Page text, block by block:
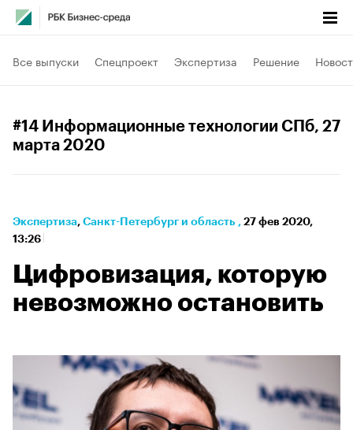
Все выпуски Спецпроект Экспертиза Решение
#14 Информационные технологии СПб, 27
марта 2020
Экспертиза⁠, Санкт-Петербург и область , 27 фев 2020,
13:26
Цифровизация, которую
невозможно остановить